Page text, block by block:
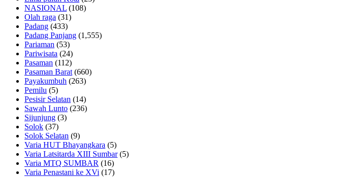
NASIONAL (108)
Olah raga (31)
Padang (433)
Padang Panjang (1,555)
Pariaman (53)
Pariwisata (24)
Pasaman (112)
Pasaman Barat (660)
Payakumbuh (263)
Pemilu (5)
Pesisir Selatan (14)
Sawah Lunto (236)
Sijunjung (3)
Solok (37)
Solok Selatan (9)
Varia HUT Bhayangkara (5)
Varia Latsitarda XIII Sumbar(5)
Varia MTQ SUMBAR (16)
Varia Penastani ke XVi (17)